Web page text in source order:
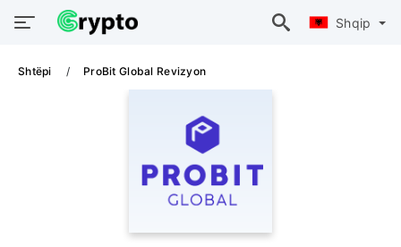
Shqip
Shtëpi ProBit Global Revizyon